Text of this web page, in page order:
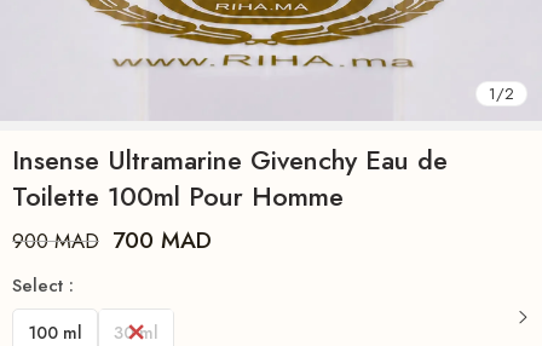
1/2
Insense Ultramarine Givenchy Eau de
Toilette 100ml Pour Homme
900MAD 700 MAD
Select :
100 ml 30 ml